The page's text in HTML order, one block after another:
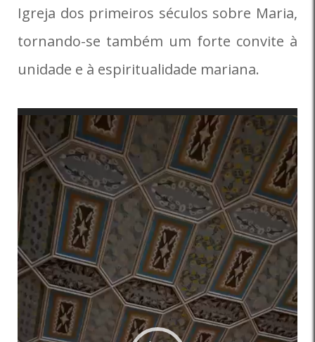
Igreja dos primeiros séculos sobre Maria,
tornando-se também um forte convite à
unidade e à espiritualidade mariana.
Tocador
de
vídeo